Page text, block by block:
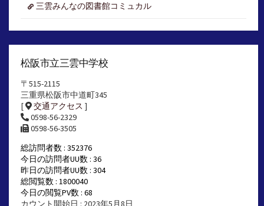
三雲みんなの図書館コミュカル
松阪市立三雲中学校
〒515-2115
三重県松阪市中道町345
[
交通アクセス ]
0598-56-2329
0598-56-3505
総訪問者数 : 352376
今日の訪問者UU数 : 36
昨日の訪問者UU数 : 304
総閲覧数 : 1800040
今日の閲覧PV数 : 68
カウント開始日 : 2023年5月8日